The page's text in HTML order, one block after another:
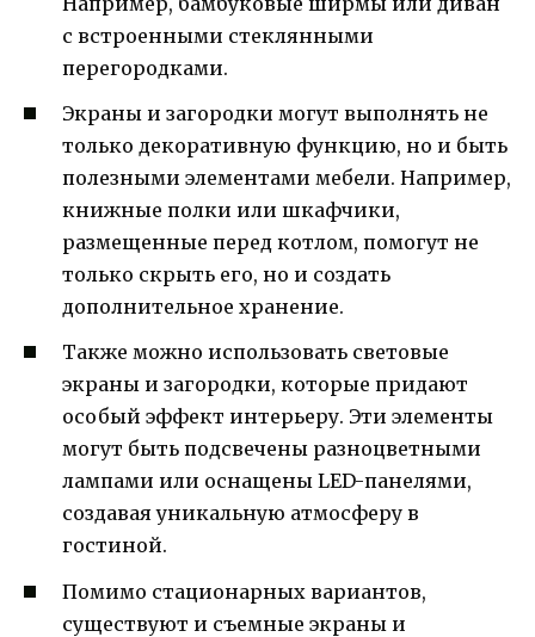
с встроенными стеклянными
перегородками.
Экраны и загородки могут выполнять не
только декоративную функцию, но и быть
полезными элементами мебели. Например,
книжные полки или шкафчики,
размещенные перед котлом, помогут не
только скрыть его, но и создать
дополнительное хранение.
Также можно использовать световые
экраны и загородки, которые придают
особый эффект интерьеру. Эти элементы
могут быть подсвечены разноцветными
лампами или оснащены LED-панелями,
создавая уникальную атмосферу в
гостиной.
Помимо стационарных вариантов,
существуют и съемные экраны и